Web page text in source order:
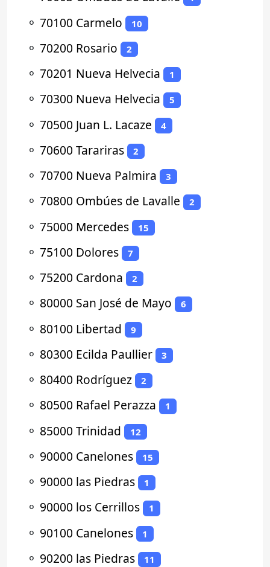
⚬ 70100 Carmelo 10
⚬ 70200 Rosario 2
⚬ 70201 Nueva Helvecia 1
⚬ 70300 Nueva Helvecia 5
⚬ 70500 Juan L. Lacaze 4
⚬ 70600 Tarariras 2
⚬ 70700 Nueva Palmira 3
⚬ 70800 Ombúes de Lavalle 2
⚬ 75000 Mercedes 15
⚬ 75100 Dolores 7
⚬ 75200 Cardona 2
⚬ 80000 San José de Mayo 6
⚬ 80100 Libertad 9
⚬ 80300 Ecilda Paullier 3
⚬ 80400 Rodríguez 2
⚬ 80500 Rafael Perazza 1
⚬ 85000 Trinidad 12
⚬ 90000 Canelones 15
⚬ 90000 las Piedras 1
⚬ 90000 los Cerrillos 1
⚬ 90100 Canelones 1
⚬ 90200 las Piedras 11